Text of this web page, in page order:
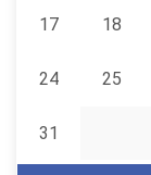
17 18
24 25
31